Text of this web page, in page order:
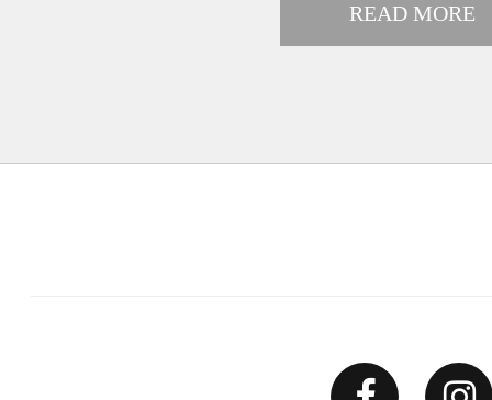
READ MORE